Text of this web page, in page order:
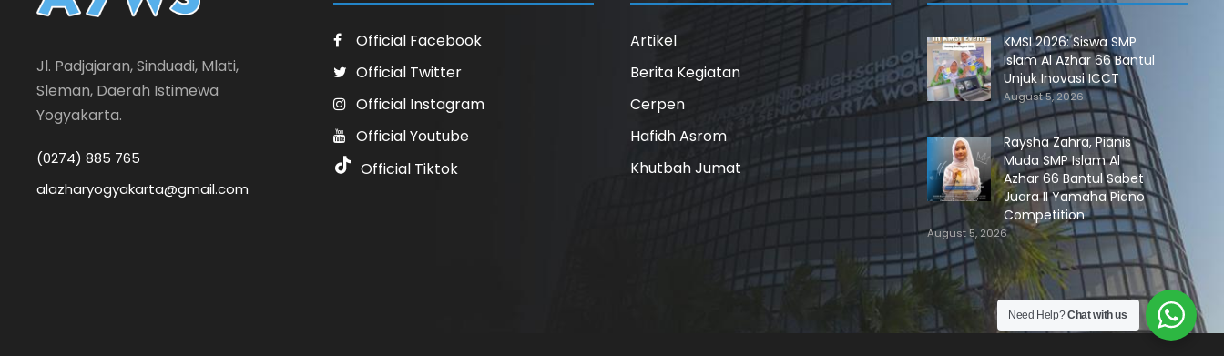
Jl. Padjajaran, Sinduadi, Mlati,
Sleman, Daerah Istimewa
Yogyakarta.
(0274) 885 765
alazharyogyakarta@gmail.com
Official Facebook
Official Twitter
Official Instagram
Official Youtube
Official Tiktok
Artikel
Berita Kegiatan
Cerpen
Hafidh Asrom
Khutbah Jumat
KMSI 2026: Siswa SMP
Islam Al Azhar 66 Bantul
Unjuk Inovasi ICCT
August 5, 2026
Raysha Zahra, Pianis
Muda SMP Islam Al
Azhar 66 Bantul Sabet
Juara II Yamaha Piano
Competition
August 5, 2026
Need Help?Chat with us